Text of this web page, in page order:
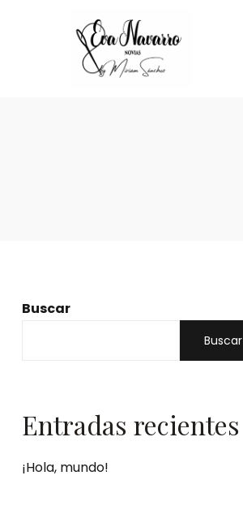
Buscar
Buscar
Entradas recientes
¡Hola, mundo!